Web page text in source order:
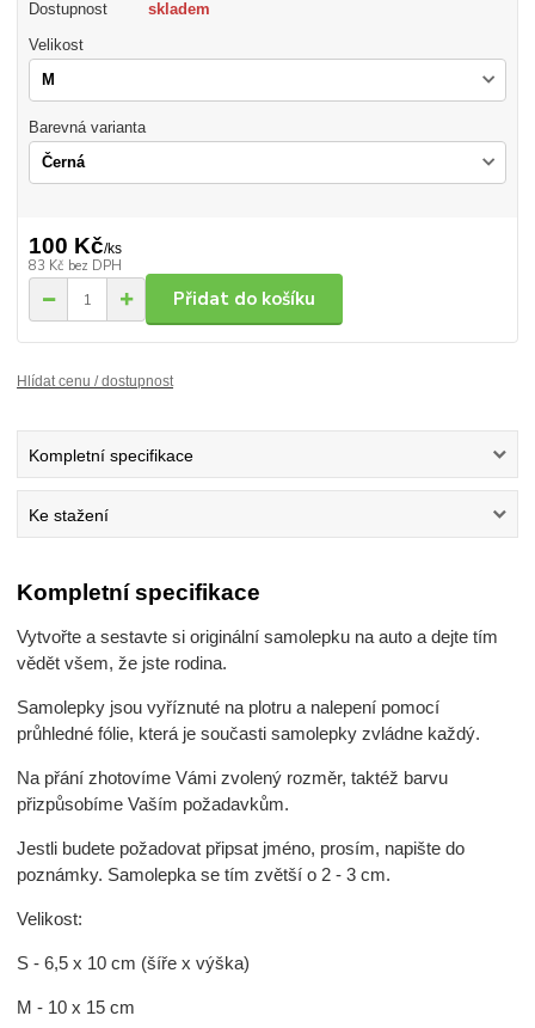
Dostupnost skladem
Velikost
Barevná varianta
100 Kč/ks
83 Kč bez DPH
Přidat do košíku
Hlídat cenu / dostupnost
Kompletní specifikace
Ke stažení
Kompletní specifikace
Vytvořte a sestavte si originální samolepku na auto a dejte tím
vědět všem, že jste rodina.
Samolepky jsou vyříznuté na plotru a nalepení pomocí
průhledné fólie, která je současti samolepky zvládne každý.
Na přání zhotovíme Vámi zvolený rozměr, taktéž barvu
přizpůsobíme Vaším požadavkům.
Jestli budete požadovat připsat jméno, prosím, napište do
poznámky. Samolepka se tím zvětší o 2 - 3 cm.
Velikost:
S - 6,5 x 10 cm (šíře x výška)
M - 10 x 15 cm